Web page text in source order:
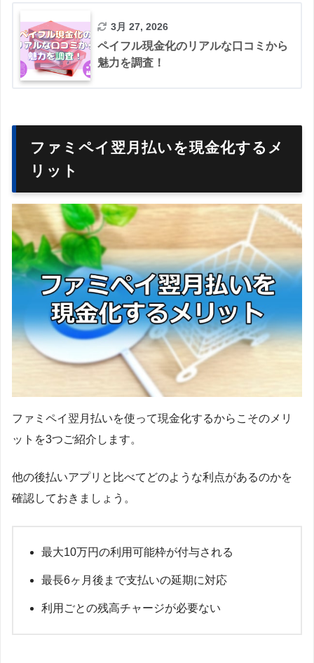
3月 27, 2026
ペイフル現金化のリアルな口コミから
魅力を調査！
ファミペイ翌月払いを現金化するメ
リット
ファミペイ翌月払いを使って現金化するからこそのメリ
ットを3つご紹介します。
他の後払いアプリと比べてどのような利点があるのかを
確認しておきましょう。
最大10万円の利用可能枠が付与される
最長6ヶ月後まで支払いの延期に対応
利用ごとの残高チャージが必要ない